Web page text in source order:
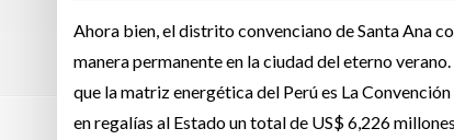
Ahora bien, el distrito convenciano de Santa Ana
manera permanente en la ciudad del eterno
que la matriz energética del Perú es La
en regalías al Estado un total de US$ 6,226